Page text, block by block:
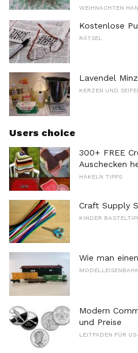
WEIHNACHTEN
Kostenlose
RÄTSEL
Lavendel
KERZEN UND
Users choice
300+ FREE
Auschecken
HÄKELN TIPPS
Craft Supply
KINDER
Wie man
Modern
und Preise
LEITFADEN FÜR